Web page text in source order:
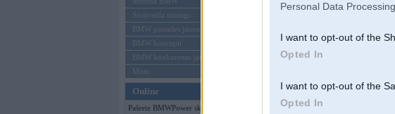
Personal Data
I want to opt-out of the
Opted In
I want to opt-out of the
Opted In
Sērijveida tūnings
BMW pasaules jaunumi
BMW koncepti
BMW konkurentu jaunumi
Moto
Online
Pašreiz BMWPower skatās 98 viesi